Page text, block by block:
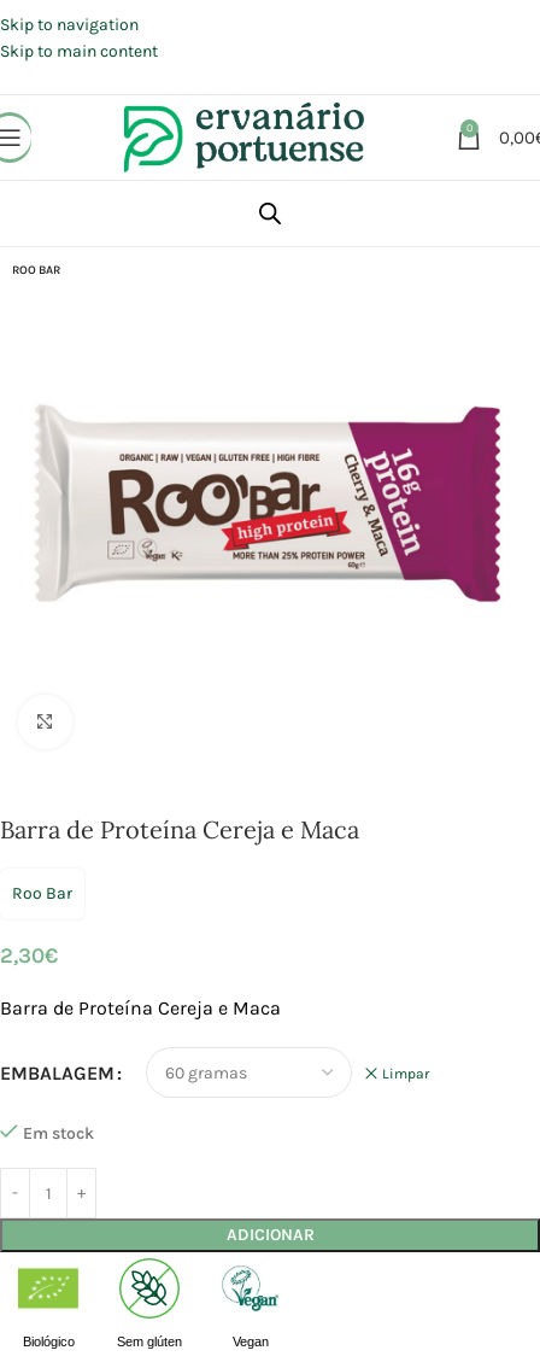
Skip to navigation
Skip to main content
0 0,00
Alimentação
ROO BAR
Barra de Proteína Cereja e Maca
Roo Bar
2,30€
Barra de Proteína Cereja e Maca
EMBALAGEM Limpar
Em stock
ADICIONAR
Biológico Sem glúten Vegan